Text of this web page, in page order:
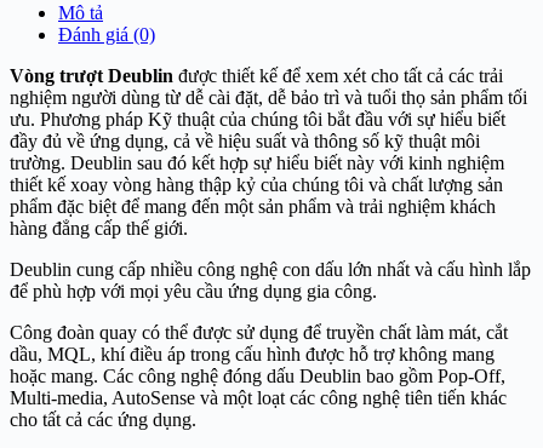
Mô tả
Đánh giá (0)
Vòng trượt Deublin được thiết kế để xem xét cho tất cả các trải
nghiệm người dùng từ dễ cài đặt, dễ bảo trì và tuổi thọ sản phẩm tối
ưu. Phương pháp Kỹ thuật của chúng tôi bắt đầu với sự hiểu biết
đầy đủ về ứng dụng, cả về hiệu suất và thông số kỹ thuật môi
trường. Deublin sau đó kết hợp sự hiểu biết này với kinh nghiệm
thiết kế xoay vòng hàng thập kỷ của chúng tôi và chất lượng sản
phẩm đặc biệt để mang đến một sản phẩm và trải nghiệm khách
hàng đẳng cấp thế giới.
Deublin cung cấp nhiều công nghệ con dấu lớn nhất và cấu hình lắp
để phù hợp với mọi yêu cầu ứng dụng gia công.
Công đoàn quay có thể được sử dụng để truyền chất làm mát, cắt
dầu, MQL, khí điều áp trong cấu hình được hỗ trợ không mang
hoặc mang. Các công nghệ đóng dấu Deublin bao gồm Pop-Off,
Multi-media, AutoSense và một loạt các công nghệ tiên tiến khác
cho tất cả các ứng dụng.